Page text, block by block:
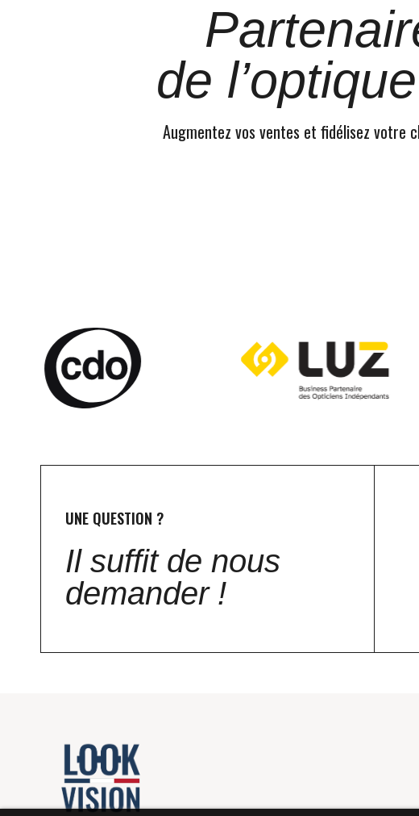
de
Augmentez vos ventes et fidélisez votre
UNE QUESTION ?
Il suffit de nous
demander !